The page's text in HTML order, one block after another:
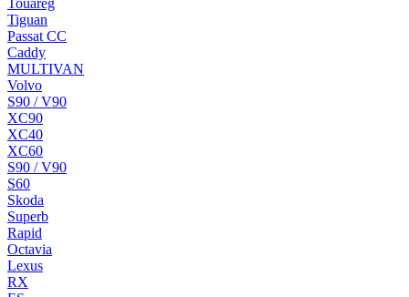
Touareg
Tiguan
Passat CC
Caddy
MULTIVAN
Volvo
S90 / V90
XC90
XC40
XC60
S90 / V90
S60
Skoda
Superb
Rapid
Octavia
Lexus
RX